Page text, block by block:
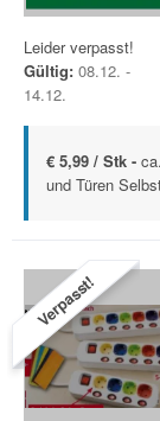
Leider verpasst!
Gültig: 08.12. -
14.12.
€ 5,99 / Stk -
und Türen
Verpasst!